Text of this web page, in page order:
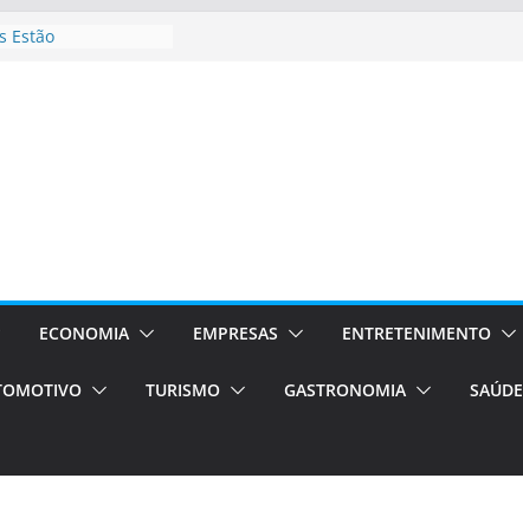
Estão
em Porto
de transfer,
de alto padrão
bolsas –
o segundo
únicas e
de volta!
ECONOMIA EMPRESAS ENTRETENIMENTO
TURISMO GASTRONOMIA SAÚDE